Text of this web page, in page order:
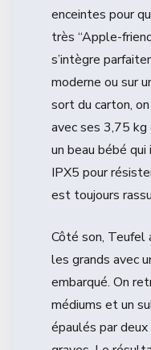
enceintes pour
très “Apple-
s’intègre
moderne ou sur
sort du carton,
avec ses 3,75 kg
un beau bébé
IPX5 pour
est toujours
Côté son,
les grands avec
embarqué. On
médiums et un
épaulés par